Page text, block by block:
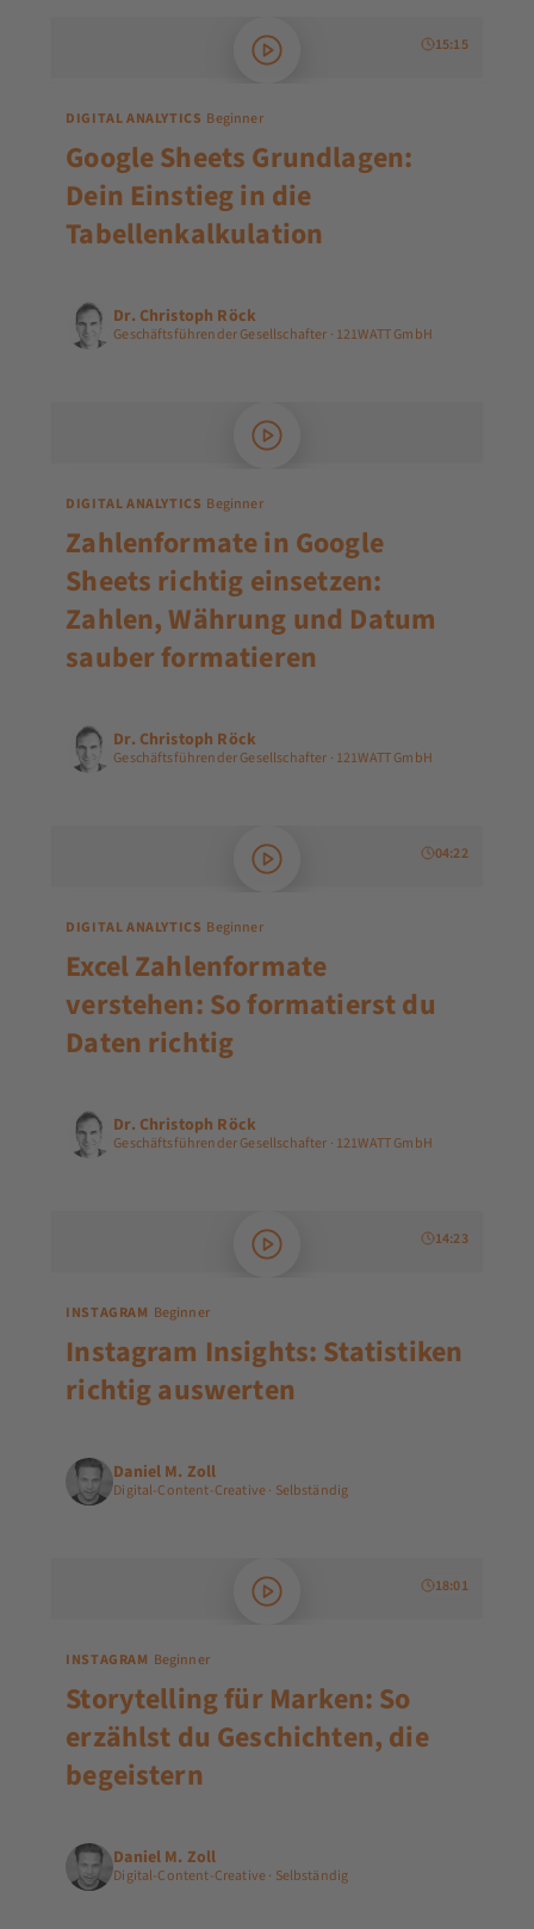
15:15
DIGITAL ANALYTICS Beginner
Google Sheets Grundlagen:
Dein Einstieg in die
Tabellenkalkulation
Dr. Christoph Röck
Geschäftsführender Gesellschafter · 121WATT GmbH
DIGITAL ANALYTICS Beginner
Zahlenformate in Google
Sheets richtig einsetzen:
Zahlen, Währung und Datum
sauber formatieren
Dr. Christoph Röck
Geschäftsführender Gesellschafter · 121WATT GmbH
04:22
DIGITAL ANALYTICS Beginner
Excel Zahlenformate
verstehen: So formatierst du
Daten richtig
Dr. Christoph Röck
Geschäftsführender Gesellschafter · 121WATT GmbH
14:23
INSTAGRAM Beginner
Instagram Insights: Statistiken
richtig auswerten
Daniel M. Zoll
Digital-Content-Creative · Selbständig
18:01
INSTAGRAM Beginner
Storytelling für Marken: So
erzählst du Geschichten, die
begeistern
Daniel M. Zoll
Digital-Content-Creative · Selbständig